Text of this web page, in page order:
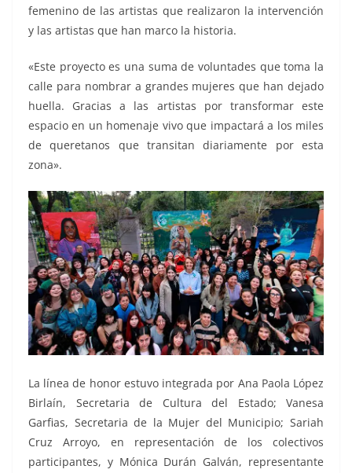
femenino de las artistas que realizaron la intervención
y las artistas que han marco la historia.
«Este proyecto es una suma de voluntades que toma la
calle para nombrar a grandes mujeres que han dejado
huella. Gracias a las artistas por transformar este
espacio en un homenaje vivo que impactará a los miles
de queretanos que transitan diariamente por esta
zona».
La línea de honor estuvo integrada por Ana Paola López
Birlaín, Secretaria de Cultura del Estado; Vanesa
Garfias, Secretaria de la Mujer del Municipio; Sariah
Cruz Arroyo, en representación de los colectivos
participantes, y Mónica Durán Galván, representante